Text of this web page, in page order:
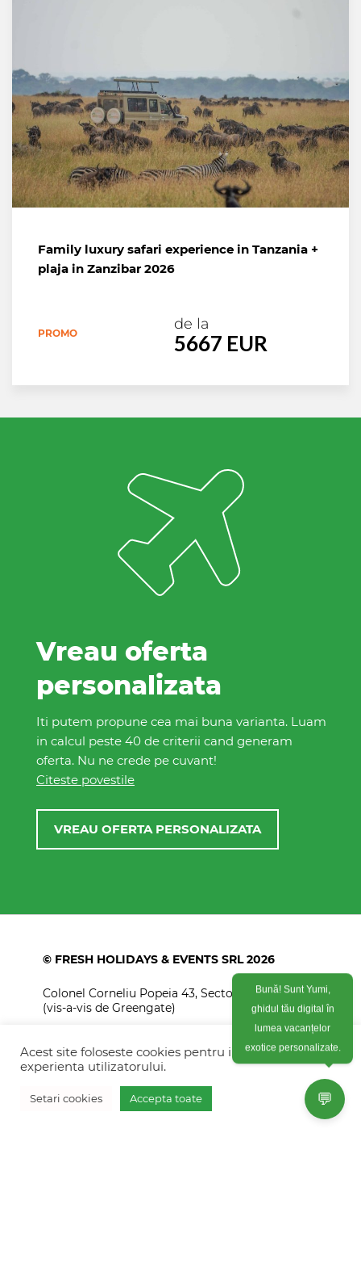
Family luxury safari experience in Tanzania +
plaja in Zanzibar 2026
PROMO
de la
5667 EUR
Vreau oferta
personalizata
Iti putem propune cea mai buna varianta. Luam
in calcul peste 40 de criterii cand generam
oferta. Nu ne crede pe cuvant!
Citeste povestile
VREAU OFERTA PERSONALIZATA
© FRESH HOLIDAYS & EVENTS SRL 2026
Colonel Corneliu Popeia 43, Sector 5, Bucuresti
(vis-a-vis de Greengate)
+40770 574 088
info@freshholidays.ro
Acest site foloseste cookies pentru imbunatati
experienta utilizatorului.
Setari cookies Accepta toate 💬
Bună! Sunt Yumi,
ghidul tău digital în
lumea vacanțelor
exotice personalizate.